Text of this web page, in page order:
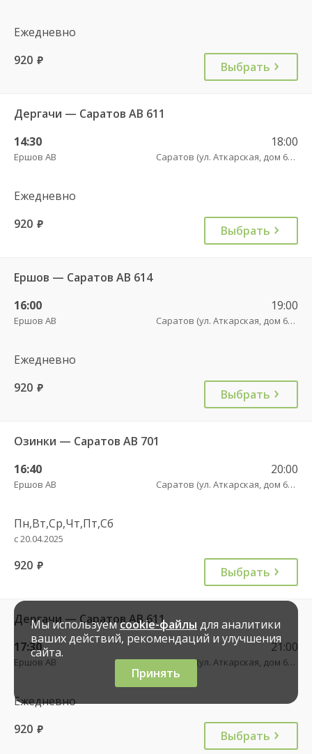
Ежедневно
920 руб. Выбрать
Дергачи — Саратов АВ 611
14:30
Ершов АВ
18:00
Саратов (ул. Аткарская, дом 66 А)
Ежедневно
920 руб. Выбрать
Ершов — Саратов АВ 614
16:00
Ершов АВ
19:00
Саратов (ул. Аткарская, дом 66 А)
Ежедневно
920 руб. Выбрать
Озинки — Саратов АВ 701
16:40
Ершов АВ
20:00
Саратов (ул. Аткарская, дом 66 А)
Пн,Вт,Ср,Чт,Пт,Сб
с 20.04.2025
920 руб. Выбрать
Дергачи — Саратов АВ 611
17:30
Ершов АВ
21:00
Саратов (ул. Аткарская, дом 66 А)
Ежедневно
920 руб. Выбрать
Мы используемcookie-файлы для аналитики
ваших действий, рекомендаций и улучшения
сайта.
Принять